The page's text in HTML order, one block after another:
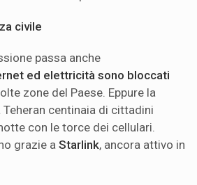
civile
passa anche
ed elettricità sono bloccati
zone del Paese. Eppure la
centinaia di cittadini
con le torce dei cellulari.
grazie a Starlink, ancora attivo in